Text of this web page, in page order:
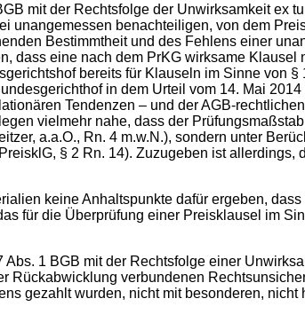
mit der Rechtsfolge der Unwirksamkeit ex
benachteiligen, von dem
Bestimmtheit und des Fehlens einer
dass eine nach dem PrKG wirksame
bereits für Klauseln im Sinne von
in dem Urteil vom 14. Mai
Tendenzen – und der AGB-
vielmehr nahe, dass der
a.a.O., Rn. 4 m.w.N.), sondern unter
§ 2 Rn. 14). Zuzugeben ist allerdings,
keine Anhaltspunkte dafür ergeben,
für die Überprüfung einer Preisklausel im
1 BGB mit der Rechtsfolge einer
Rückabwicklung verbundenen
gezahlt wurden, nicht mit besonderen,